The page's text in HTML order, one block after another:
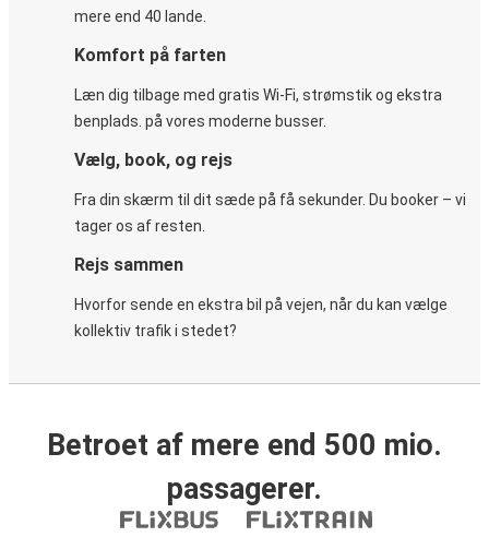
mere end 40 lande.
Komfort på farten
Læn dig tilbage med gratis Wi-Fi, strømstik og ekstra
benplads. på vores moderne busser.
Vælg, book, og rejs
Fra din skærm til dit sæde på få sekunder. Du booker – vi
tager os af resten.
Rejs sammen
Hvorfor sende en ekstra bil på vejen, når du kan vælge
kollektiv trafik i stedet?
Betroet af mere end 500 mio.
passagerer.